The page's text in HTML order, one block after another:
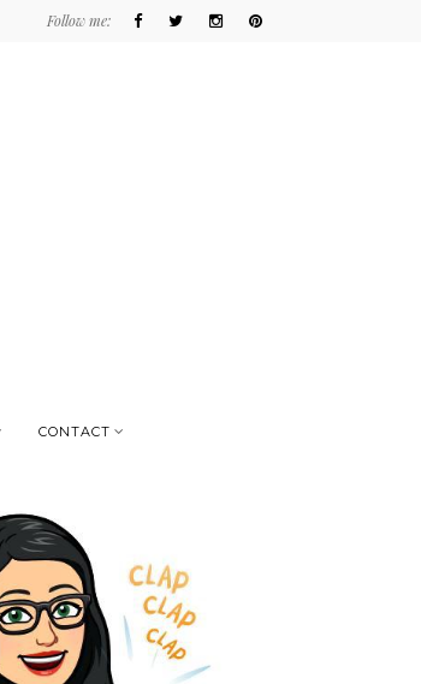
Follow me:
CONTACT